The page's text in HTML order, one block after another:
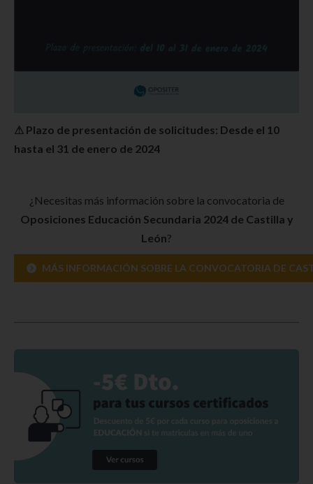
⚠ Plazo de presentación de solicitudes: Desde el 10
hasta el 31 de enero de 2024
¿Necesitas más información sobre la convocatoria de
Oposiciones Educación Secundaria 2024 de Castilla y
León?
MÁS INFORMACIÓN SOBRE LA CONVOCATORIA DE